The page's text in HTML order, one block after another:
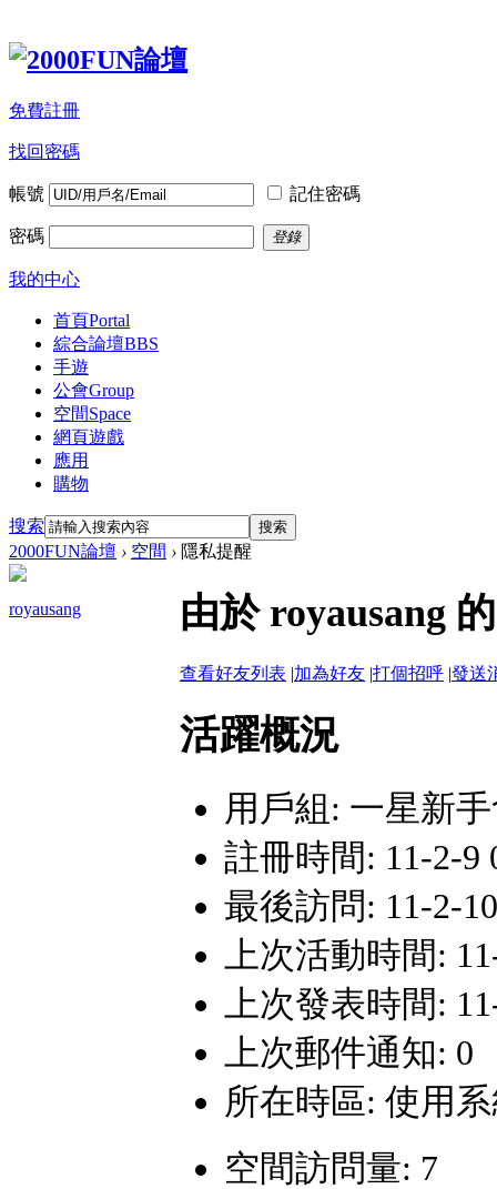
免費註冊
找回密碼
帳號 記住密碼
密碼 登錄
我的中心
首頁Portal
綜合論壇BBS
手遊
公會Group
空間Space
網頁遊戲
應用
購物
搜索 搜索
2000FUN論壇 › 空間 › 隱私提醒
royausang 由於 royausang
查看好友列表 |加為好友 |打個招呼 |發送
活躍概況
用戶組: 一星新
註冊時間: 11-2-9
最後訪問: 11-2-
上次活動時間:
上次發表時間:
上次郵件通知: 0
所在時區: 使用
空間訪問量: 7